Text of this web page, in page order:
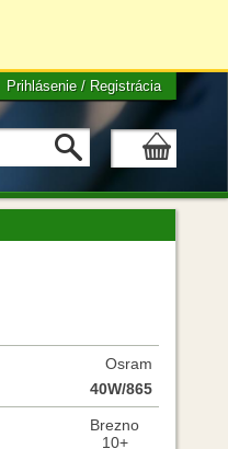
Prihlásenie / Registrácia
Osram
40W/865
Brezno
10+